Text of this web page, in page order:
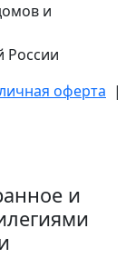
и
России
оферта |
и